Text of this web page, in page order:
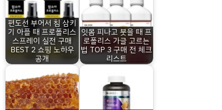
편도선 부어서 침 삼키
기 아플 때 프로폴리스
스프레이 실전 구매
BEST 2 쇼핑 노하우
공개
잇몸 피나고 붓을 때 프
로폴리스 가글 고르는
법 TOP 3 구매 전 체크
리스트